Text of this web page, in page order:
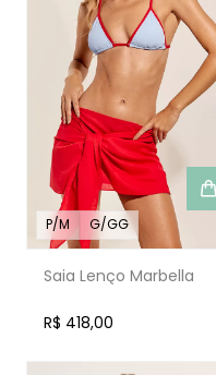
P/M G/GG
Saia Lenço Marbella
R$ 418,00